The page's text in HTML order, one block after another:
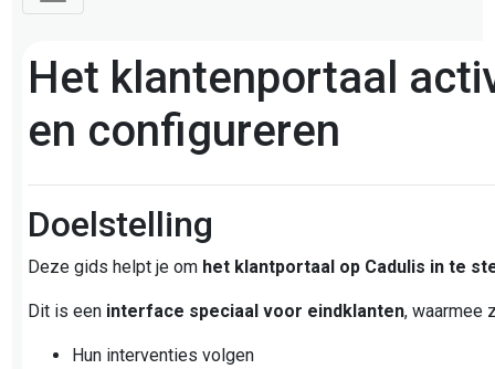
Het klantenportaal
en configureren
Doelstelling
Deze gids helpt je om het klantportaal op Cadulis in te
Dit is een interface speciaal voor eindklanten, waarmee
Hun interventies volgen